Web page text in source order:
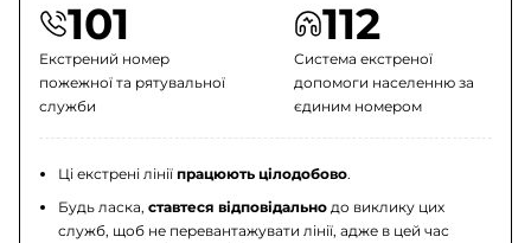
101
Екстрений номер
пожежної та рятувальної
служби
112
Система екстреної
допомоги населенню за
єдиним номером
Ці екстрені лініїпрацюють цілодобово.
Будь ласка,ставтеся відповідально до виклику цих
служб, щоб не перевантажувати лінії, адже в цей час